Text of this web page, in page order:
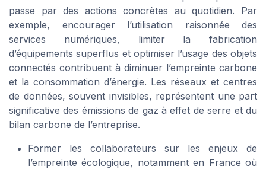
passe par des actions concrètes au quotidien. Par
exemple, encourager l’utilisation raisonnée des
services numériques, limiter la fabrication
d’équipements superflus et optimiser l’usage des objets
connectés contribuent à diminuer l’empreinte carbone
et la consommation d’énergie. Les réseaux et centres
de données, souvent invisibles, représentent une part
significative des émissions de gaz à effet de serre et du
bilan carbone de l’entreprise.
Former les collaborateurs sur les enjeux de
l’empreinte écologique, notamment en France où